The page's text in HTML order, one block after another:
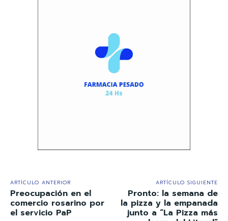
ARTÍCULO ANTERIOR
Preocupación en el
comercio rosarino por
el servicio PaP
ARTÍCULO SIGUIENTE
Pronto: la semana de
la pizza y la empanada
junto a “La Pizza más